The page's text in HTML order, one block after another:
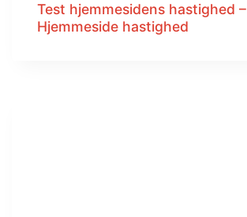
Test hjemmesidens hastighed –
Hjemmeside hastighed